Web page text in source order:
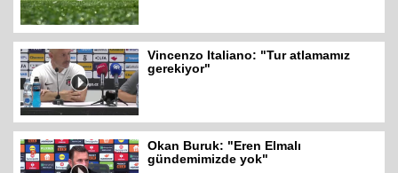
Vincenzo Italiano: "Tur atlamamız
gerekiyor"
Okan Buruk: "Eren Elmalı
gündemimizde yok"